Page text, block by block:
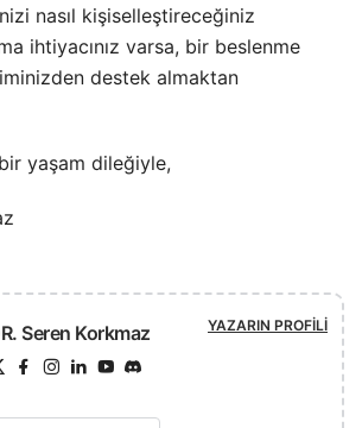
nasıl kişiselleştireceğiniz
ihtiyacınız varsa, bir beslenme
destek almaktan
yaşam dileğiyle,
Seren Korkmaz YAZARIN PROFILI